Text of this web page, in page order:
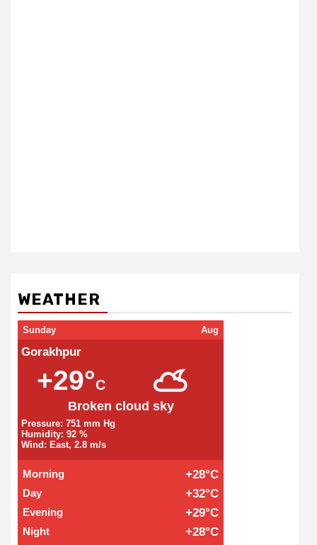
WEATHER
Sunday Aug
Gorakhpur
+29°C
Broken cloud sky
Pressure: 751 mm Hg
Humidity: 92 %
Wind: East, 2.8 m/s
Morning +28°C
Day +32°C
Evening +29°C
Night +28°C